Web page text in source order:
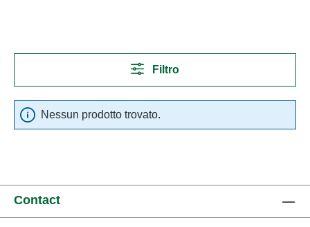
Filtro
Nessun prodotto trovato.
Contact